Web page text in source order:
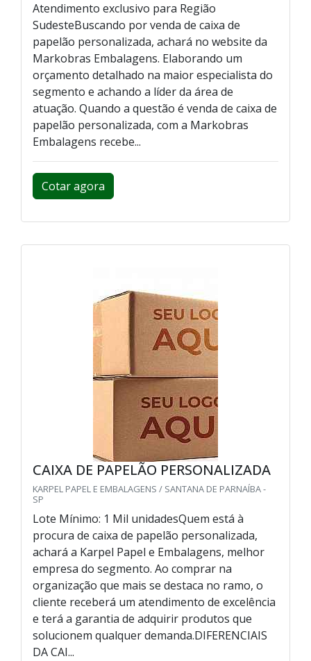
Atendimento exclusivo para Região
SudesteBuscando por venda de caixa de
papelão personalizada, achará no website da
Markobras Embalagens. Elaborando um
orçamento detalhado na maior especialista do
segmento e achando a líder da área de
atuação. Quando a questão é venda de caixa de
papelão personalizada, com a Markobras
Embalagens recebe...
Cotar agora
CAIXA DE PAPELÃO PERSONALIZADA
KARPEL PAPEL E EMBALAGENS / SANTANA DE PARNAÍBA -
SP
Lote Mínimo: 1 Mil unidadesQuem está à
procura de caixa de papelão personalizada,
achará a Karpel Papel e Embalagens, melhor
empresa do segmento. Ao comprar na
organização que mais se destaca no ramo, o
cliente receberá um atendimento de excelência
e terá a garantia de adquirir produtos que
solucionem qualquer demanda.DIFERENCIAIS
DA CAI...